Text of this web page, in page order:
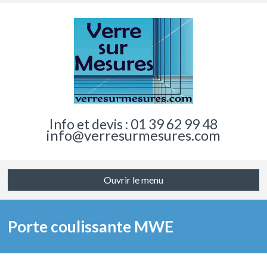
Info et devis : 01 39 62 99 48
info@verresurmesures.com
Ouvrir le menu
Porte coulissante MWE